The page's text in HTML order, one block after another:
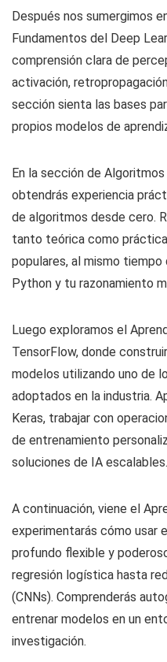
Después nos sumergimos
Fundamentos del Deep
comprensión clara de
activación,
sección sienta las bases
propios modelos de
En la sección de
obtendrás experiencia
de algoritmos desde cero.
tanto teórica como
populares, al mismo
Python y tu razonamiento
Luego exploramos el
TensorFlow, donde
modelos utilizando uno de
adoptados en la industria.
Keras, trabajar con
de entrenamiento
soluciones de IA escalables.
A continuación, viene el
experimentarás cómo usar
profundo flexible y
regresión logística hasta
(CNNs). Comprenderás
entrenar modelos en un
investigación.